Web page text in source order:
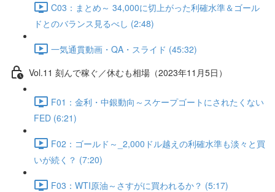
C03：まとめ～ 34,000に切上がった利確水準＆ゴール
ドとのバランス見るべし (2:48)
一気通貫動画・QA・スライド (45:32)
Vol.11 刻んで稼ぐ／休むも相場（2023年11月5日）
F01：金利・中銀動向～スケープゴートにされたくない
FED (6:21)
F02：ゴールド～_2,000ドル越えの利確水準も淡々と買
いが続く？ (7:20)
F03：WTI原油～さすがに買われるか？ (5:17)